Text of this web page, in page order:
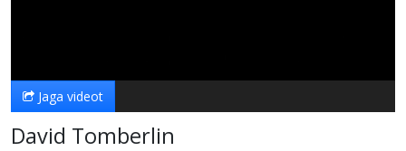
Jaga videot
David Tomberlin